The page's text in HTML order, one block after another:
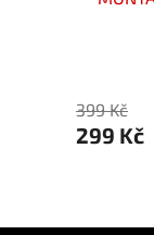
399 Kč
299 Kč